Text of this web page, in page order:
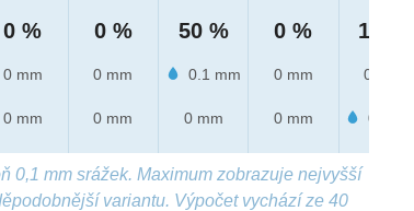
0 %
0 mm
0 mm
0 %
0 mm
0 mm
50 %
0.1 mm
0 mm
0 %
0 mm
0 mm
10 %
0 mm
0.3 mm
0,1 mm srážek. Maximum zobrazuje nejvyšší
variantu. Výpočet vychází ze 40